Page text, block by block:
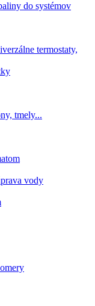
do systémov
termostaty,
tmely...
vody